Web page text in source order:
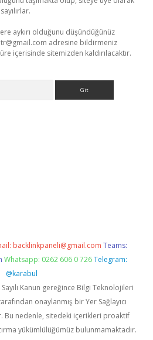
aykırı olduğunu düşündüğünüz
adresine bildirmeniz
içerisinde sitemizden kaldırılacaktır.
backlinkpaneli@gmail.com Teams:
Whatsapp: 0262 606 0 726 Telegram:
@karabul
Kanun gereğince Bilgi Teknolojileri
onaylanmış bir Yer Sağlayıcı
Bu nedenle, sitedeki içerikleri proaktif
yükümlülüğümüz bulunmamaktadır.